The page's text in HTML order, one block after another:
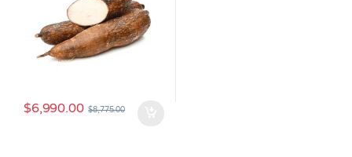
$6,990.00 $8,775.00